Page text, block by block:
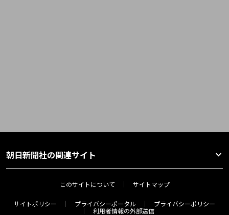
朝日新聞社の関連サイト
このサイトについて サイトマップ
サイトポリシー プライバシーポータル
プライバシーポリシー
利用者情報の外部送信